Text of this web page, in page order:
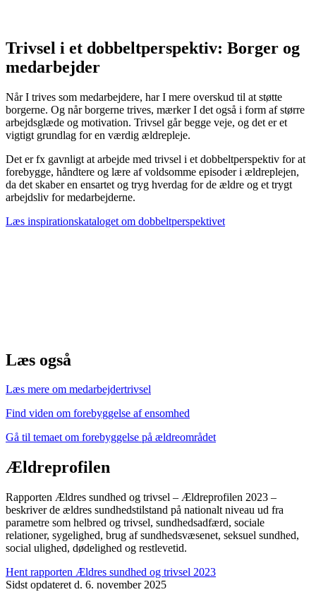
Trivsel i et dobbeltperspektiv: Borger og
medarbejder
Når I trives som medarbejdere, har I mere overskud til at støtte
borgerne. Og når borgerne trives, mærker I det også i form af større
arbejdsglæde og motivation. Trivsel går begge veje, og det er et
vigtigt grundlag for en værdig ældrepleje.
Det er fx gavnligt at arbejde med trivsel i et dobbeltperspektiv for at
forebygge, håndtere og lære af voldsomme episoder i ældreplejen,
da det skaber en ensartet og tryg hverdag for de ældre og et trygt
arbejdsliv for medarbejderne.
Læs inspirationskataloget om dobbeltperspektivet
Læs også
Læs mere om medarbejdertrivsel
Find viden om forebyggelse af ensomhed
Gå til temaet om forebyggelse på ældreområdet
Ældreprofilen
Rapporten Ældres sundhed og trivsel – Ældreprofilen 2023 –
beskriver de ældres sundhedstilstand på nationalt niveau ud fra
parametre som helbred og trivsel, sundhedsadfærd, sociale
relationer, sygelighed, brug af sundhedsvæsenet, seksuel sundhed,
social ulighed, dødelighed og restlevetid.
Hent rapporten Ældres sundhed og trivsel 2023
Sidst opdateret d. 6. november 2025